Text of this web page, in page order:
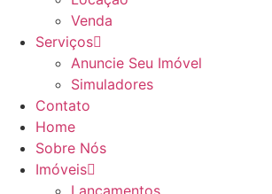
Venda
Serviços
Anuncie Seu Imóvel
Simuladores
Contato
Home
Sobre Nós
Imóveis
Lançamentos